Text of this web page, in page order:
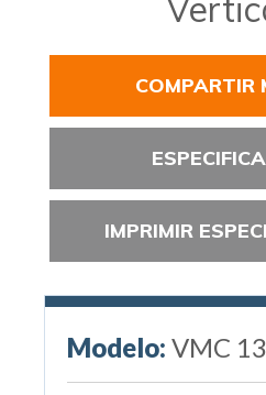
COMPARTIR
IMPRIMIR
Modelo: VMC